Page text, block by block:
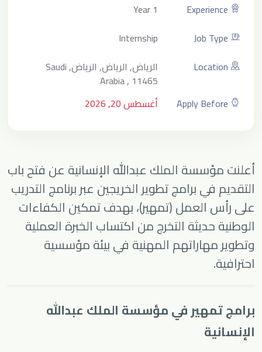
Experience
1 Year
Job Type
Internship
Location
الرياض, الرياض, الرياض, Saudi
Arabia , 11465
Apply Before
أغسطس 20, 2026
أعلنت مؤسسة الملك عبدالله الإنسانية عن فتح باب
التقديم في برامج تطوير الخريجين عبر برنامج التدريب
على رأس العمل (تمهير)، بهدف تمكين الكفاءات
الوطنية حديثة التخرج من اكتساب الخبرة العملية
وتطوير مهاراتهم المهنية في بيئة مؤسسية
احترافية.
برامج تمهير في مؤسسة الملك عبدالله
الإنسانية